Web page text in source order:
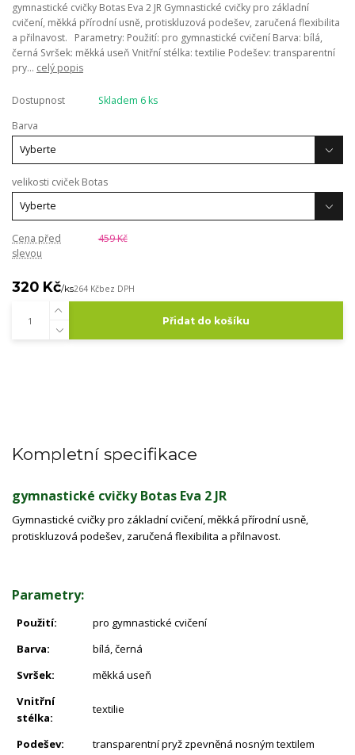
gymnastické cvičky Botas Eva 2 JR Gymnastické cvičky pro základní
cvičení, měkká přírodní usně, protiskluzová podešev, zaručená flexibilita
a přilnavost. Parametry: Použití: pro gymnastické cvičení Barva: bílá,
černá Svršek: měkká useň Vnitřní stélka: textilie Podešev: transparentní
pry... celý popis
Dostupnost
Skladem 6 ks
Barva
velikosti cviček Botas
Cena před
slevou
459 Kč
320 Kč/ks264 Kčbez DPH
Přidat do košíku
Kompletní specifikace
gymnastické cvičky Botas Eva 2 JR
Gymnastické cvičky pro základní cvičení, měkká přírodní usně,
protiskluzová podešev, zaručená flexibilita a přilnavost.
Parametry:
Použití:
pro gymnastické cvičení
Barva:
bílá, černá
Svršek:
měkká useň
Vnitřní
stélka:
textilie
Podešev:
transparentní pryž zpevněná nosným textilem